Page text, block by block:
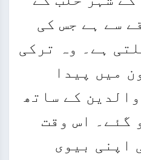
سے ہے جس کی
ہے۔ وہ ترکی
میں پیدا
کے ساتھ
گئے۔ اس وقت
اپنی بیوی